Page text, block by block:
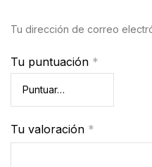
Tu dirección de correo
Tu puntuación *
Tu valoración *